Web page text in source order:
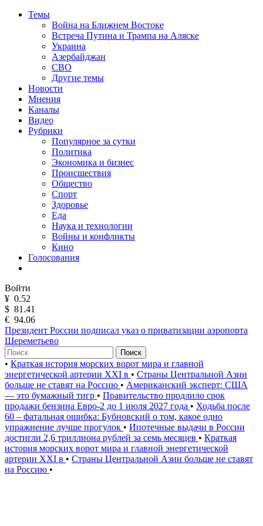
Темы
Война на Ближнем Востоке
Встреча Путина и Трампа на Аляске
Украина
Азербайджан
СВО
Другие темы
Новости
Мнения
Каналы
Видео
Рубрики
Популярное за сутки
Политика
Экономика и бизнес
Происшествия
Общество
Спорт
Здоровье
Еда
Наука и технологии
Войны и конфликты
Кино
Голосования
Войти
¥ 0.52
$ 81.41
€ 94.06
Президент России подписал указ о приватизации аэропорта
Шереметьево
Поиск
• Краткая история морских ворот мира и главной
энергетической артерии XXI в • Страны Центральной Азии
больше не ставят на Россию • Американский эксперт: США
— это бумажный тигр • Правительство продлило срок
продажи бензина Евро-2 до 1 июля 2027 года • Ходьба после
60 – фатальная ошибка: Бубновский о том, какое одно
упражнение лучше прогулок • Ипотечные выдачи в России
достигли 2,6 триллиона рублей за семь месяцев • Краткая
история морских ворот мира и главной энергетической
артерии XXI в • Страны Центральной Азии больше не ставят
на Россию •